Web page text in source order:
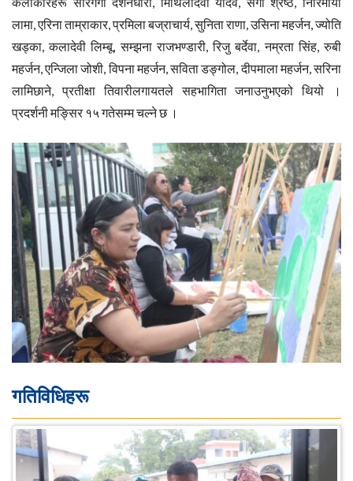
लामा, एरिना ताम्राकार, प्रमिला बज्राचार्य, सुनिता राणा, उसिना महर्जन, ज्योति
खड्का, कलादेवी लिम्बू, सम्झना राजभण्डारी, रिजु बर्देवा, नम्रता सिंह, रुबी
महर्जन, एन्जिला जोशी, विपना महर्जन, सविता डङ्गोल, दीपमाला महर्जन, सरिना
लामिछाने, प्रतीक्षा तिवारीलगायतले सहभागिता जनाउनुभएको थियो ।
प्रदर्शनी मङ्सिर १५ गतेसम्म चल्ने छ ।
गतिविधिहरू